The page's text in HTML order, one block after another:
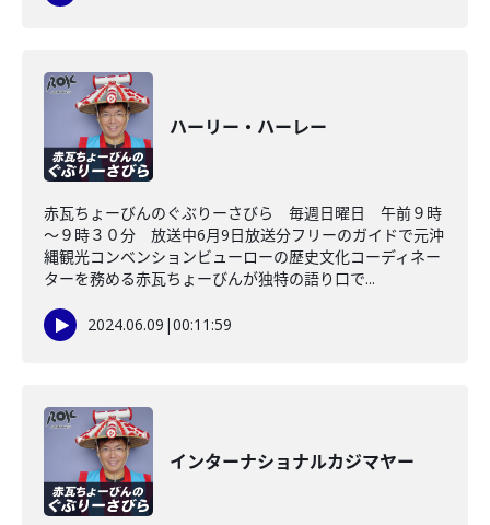
ハーリー・ハーレー
赤瓦ちょーびんのぐぶりーさびら 毎週日曜日 午前９時
～９時３０分 放送中6月9日放送分フリーのガイドで元沖
縄観光コンベンションビューローの歴史文化コーディネー
ターを務める赤瓦ちょーびんが独特の語り口で...
2024.06.09 |00:11:59
インターナショナルカジマヤー